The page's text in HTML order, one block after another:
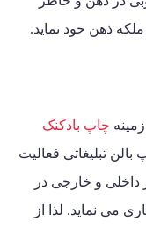
ذهن خود نماید.
چاپ بادکنک
تبلیغاتی فعالیت
داخلی و خارجی در
می نماید. لذا از